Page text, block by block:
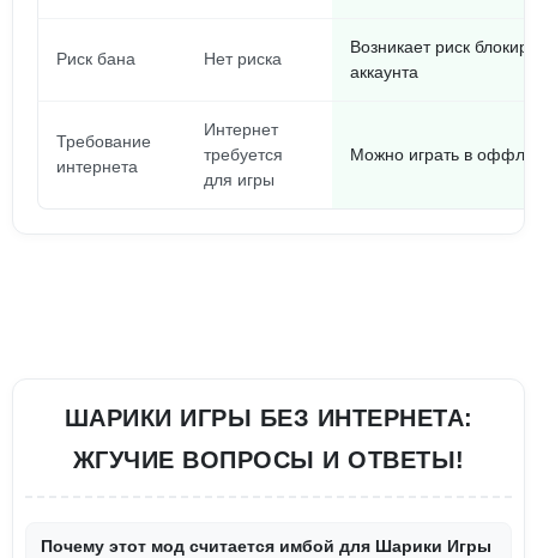
Риск бана Нет риска
Возникает риск
аккаунта
Требование
интернета
Интернет
требуется
для игры
Можно играть в
ШАРИКИ ИГРЫ БЕЗ ИНТЕРНЕТА:
ЖГУЧИЕ ВОПРОСЫ И ОТВЕТЫ!
Почему этот мод считается имбой для Шарики Игры